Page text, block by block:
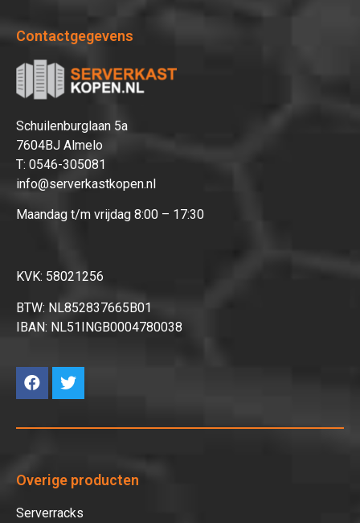
Contactgegevens
Schuilenburglaan 5a
7604BJ Almelo
T: 0546-305081
info@serverkastkopen.nl
Maandag t/m vrijdag 8:00 – 17:30
KVK: 58021256
BTW: NL852837665B01
IBAN: NL51INGB0004780038
Overige producten
Serverracks